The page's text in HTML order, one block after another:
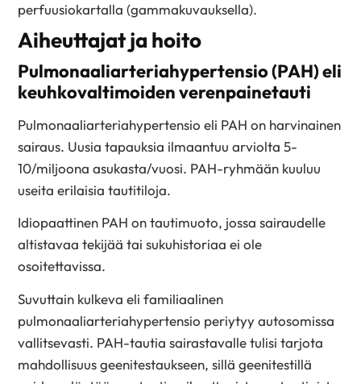
perfuusiokartalla (gammakuvauksella).
Aiheuttajat ja hoito
Pulmonaaliarteriahypertensio (PAH) eli
keuhkovaltimoiden verenpainetauti
Pulmonaaliarteriahypertensio eli PAH on harvinainen
sairaus. Uusia tapauksia ilmaantuu arviolta 5-
10/miljoona asukasta/vuosi. PAH-ryhmään kuuluu
useita erilaisia tautitiloja.
Idiopaattinen PAH on tautimuoto, jossa sairaudelle
altistavaa tekijää tai sukuhistoriaa ei ole
osoitettavissa.
Suvuttain kulkeva eli familiaalinen
pulmonaaliarteriahypertensio periytyy autosomissa
vallitsevasti. PAH-tautia sairastavalle tulisi tarjota
mahdollisuus geenitestaukseen, sillä geenitestillä